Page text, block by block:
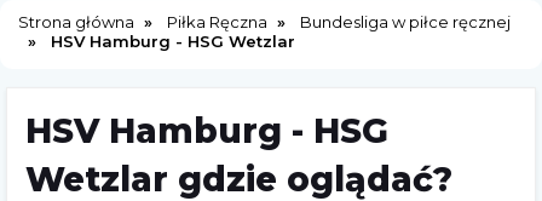
Strona główna Piłka Ręczna
Bundesliga w piłce ręcznej
HSV Hamburg - HSG Wetzlar
HSV Hamburg - HSG
Wetzlar gdzie oglądać?